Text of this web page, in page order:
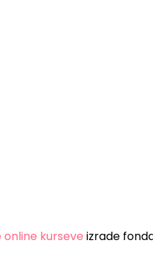
online kurseve izrade